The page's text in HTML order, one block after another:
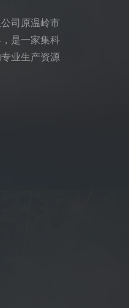
司原温岭市
是一家集科
业生产资源